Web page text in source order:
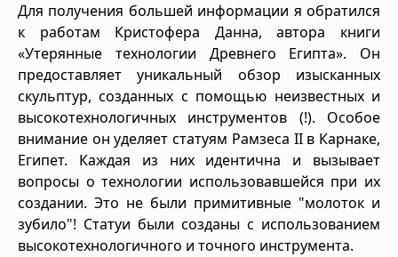
Для получения большей информации я обратился
к работам Кристофера Данна, автора книги
«Утерянные технологии Древнего Египта». Он
предоставляет уникальный обзор изысканных
скульптур, созданных с помощью неизвестных и
высокотехнологичных инструментов (!). Особое
внимание он уделяет статуям Рамзеса II в Карнаке,
Египет. Каждая из них идентична и вызывает
вопросы о технологии использовавшейся при их
создании. Это не были примитивные "молоток и
зубило"! Статуи были созданы с использованием
высокотехнологичного и точного инструмента.